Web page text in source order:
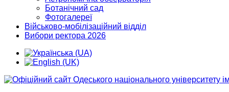
Ботанічний сад
Фотогалереї
Військово-мобілізаційний відділ
Вибори ректора 2026